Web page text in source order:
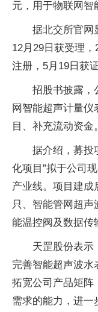
元，用于物联网智
据北交所官网
12月29日获受理
注册，5月19日获
招股书披露，
网智能超声计量
目、补充流动资金。
据介绍，募投
化项目”拟于公司
产业线。项目建成
只、智能管网超声
能温控阀及数据传
天罡股份表示
完善智能超声波水
拓宽公司产品矩阵
需求的能力，进一